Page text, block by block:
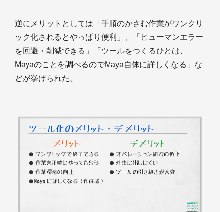
逆にメリットとしては「手順のかさむ作業がワンクリ
ック化されるとやっぱり便利」、「ヒューマンエラー
を回避・削減できる」「ツールをつくるひとは、
Mayaのことを調べるのでMaya自体に詳しくなる」な
どが挙げられた。